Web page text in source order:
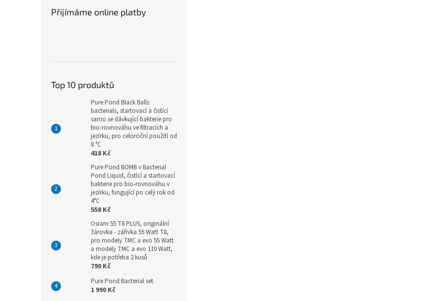
Přijímáme online platby
Top 10 produktů
Pure Pond Black Balls
bacterials, startovací a čistící
samo se dávkující bakterie pro
bio-rovnováhu ve filtracích a
jezírku, pro celoroční použití od
8 °C
418 Kč
Pure Pond BOMB v Bacterial
Pond Liquid, čistící a startovací
bakterie pro bio-rovnováhu v
jezírku, fungující po celý rok od
4°C
558 Kč
Osram 55 T8 PLUS, originální
žárovka - zářivka 55 Watt T8,
pro modely TMC a evo 55 Watt
a modely TMC a evo 110 Watt,
kde je potřeba 2 kusů
790 Kč
Pure Pond Bacterial set
1 990 Kč